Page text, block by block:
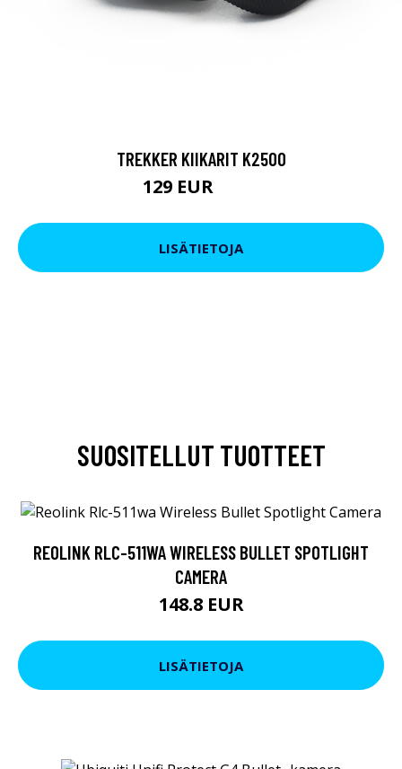
TREKKER KIIKARIT K2500
129 EUR
LISÄTIETOJA
SUOSITELLUT TUOTTEET
REOLINK RLC-511WA WIRELESS BULLET SPOTLIGHT
CAMERA
148.8 EUR
LISÄTIETOJA